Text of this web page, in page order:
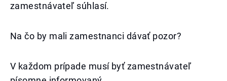
zamestnávateľ súhlasí.
Na čo by mali zamestnanci dávať pozor?
V každom prípade musí byť zamestnávateľ